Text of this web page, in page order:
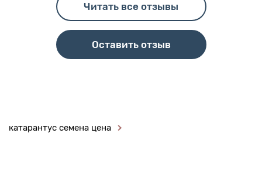
Читать все отзывы
Оставить отзыв
катарантус семена цена